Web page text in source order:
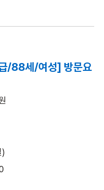
/88세/여성] 방문요